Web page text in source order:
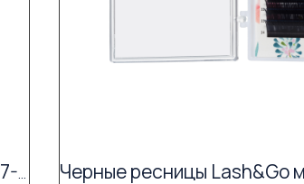
Омбре ресницы Lash&Go микс 0,07/D/7-14 mm "Коричневый" (16 линий)